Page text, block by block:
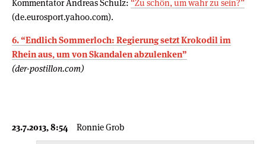
Kommentator Andreas Schulz: “Zu schön, um wahr zu sein?”
(de.eurosport.yahoo.com).
6. “Endlich Sommerloch: Regierung setzt Krokodil im
Rhein aus, um von Skandalen abzulenken”
(der-postillon.com)
23.7.2013, 8:54 Ronnie Grob